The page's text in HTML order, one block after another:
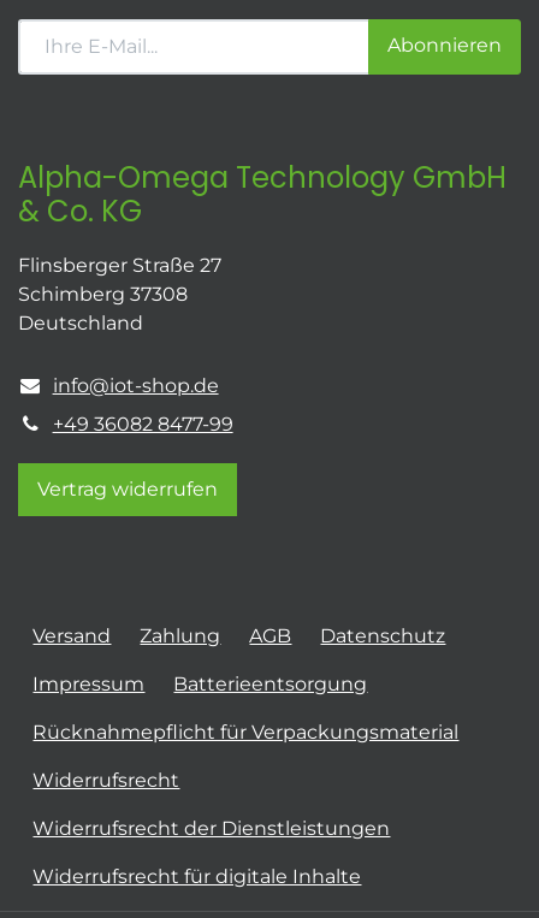
Abonnieren
Alpha-Omega Technology GmbH
& Co. KG
Flinsberger Straße 27
Schimberg 37308
Deutschland
info@iot-shop.de
+49 36082 8477-99
Vertrag widerrufen
Versand Zahlung AGB Datenschutz
Impressum Batterieentsorgung
Rücknahmepflicht für Verpackungsmaterial
Widerrufsrecht
Widerrufsrecht der Dienstleistungen
Widerrufsrecht für digitale Inhalte